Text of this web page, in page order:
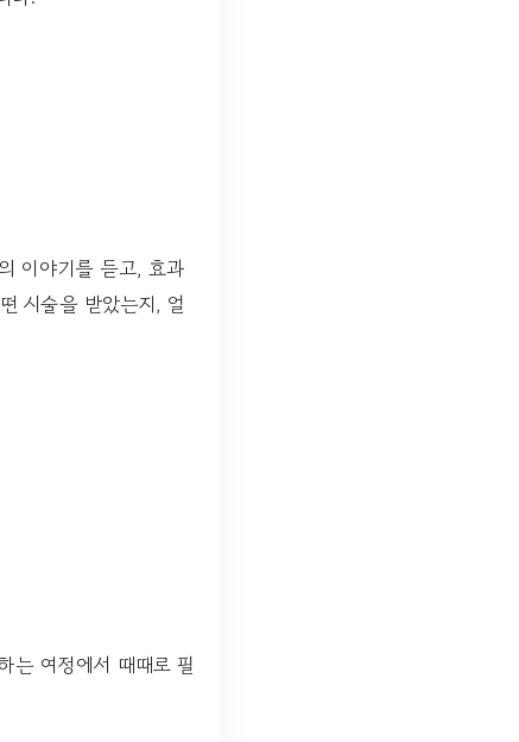
이야기를 듣고, 효과
시술을 받았는지, 얼
는 여정에서 때때로 필